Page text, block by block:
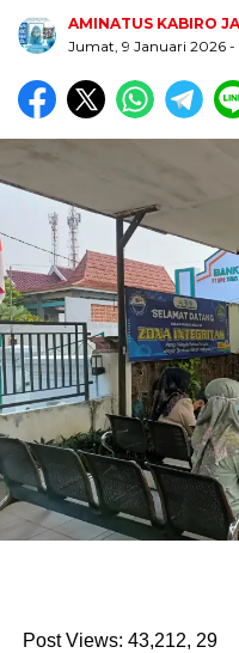
AMINATUS KABIRO
Jumat, 9 Januari 2026 -
Post Views: 43,212, 29